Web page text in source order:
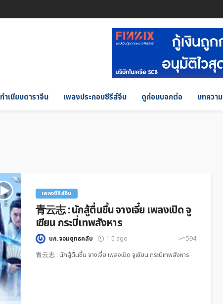
ทำเนียบดาราจีน เพลงประกอบซีรีส์จีน ดูก่อนบอกต่อ บทความ
เพลงซีรีส์จีน
青云志 : นักสู้ตื่นขึ้น จางเจี๋ย เพลงเปิด จู
เซียน กระบี่เทพสังหาร
บก.จอมยุทธคลับ 1 ปี ago 594
青云志 : นักสู้ตื่นขึ้น จางเจี๋ย เพลงเปิด จูเซียน กระบี่เทพสังหาร